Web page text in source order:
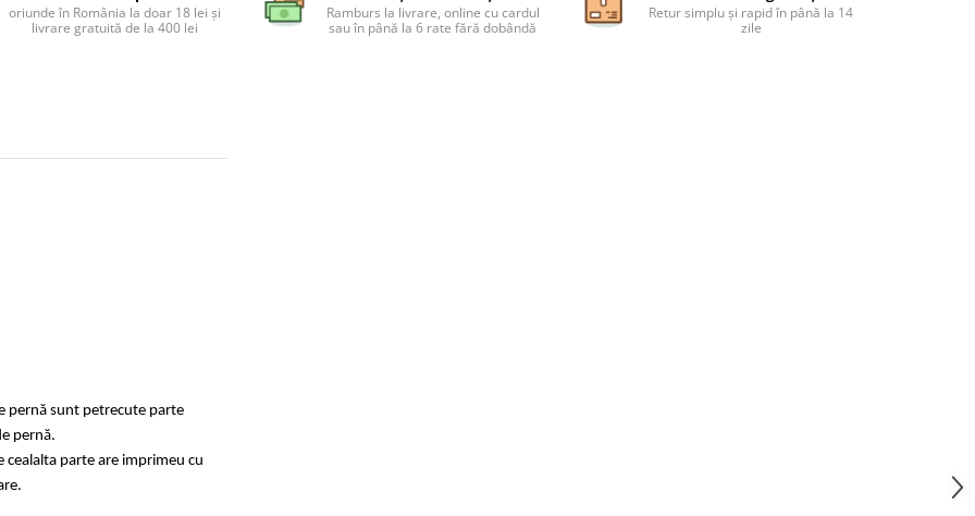
oriunde în România la doar 18 lei și
livrare gratuită de la 400 lei
Ramburs la livrare, online cu cardul
sau în până la 6 rate fără dobândă
Retur simplu și rapid în până la 14
zile
pernă sunt petrecute parte
pernă.
parte are imprimeu cu